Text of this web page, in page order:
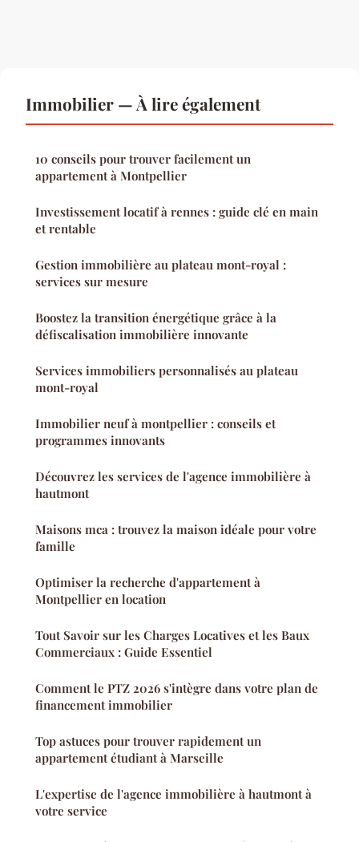
Immobilier — À lire également
10 conseils pour trouver facilement un
appartement à Montpellier
Investissement locatif à rennes : guide clé en main
et rentable
Gestion immobilière au plateau mont-royal :
services sur mesure
Boostez la transition énergétique grâce à la
défiscalisation immobilière innovante
Services immobiliers personnalisés au plateau
mont-royal
Immobilier neuf à montpellier : conseils et
programmes innovants
Découvrez les services de l'agence immobilière à
hautmont
Maisons mca : trouvez la maison idéale pour votre
famille
Optimiser la recherche d'appartement à
Montpellier en location
Tout Savoir sur les Charges Locatives et les Baux
Commerciaux : Guide Essentiel
Comment le PTZ 2026 s'intègre dans votre plan de
financement immobilier
Top astuces pour trouver rapidement un
appartement étudiant à Marseille
L'expertise de l'agence immobilière à hautmont à
votre service